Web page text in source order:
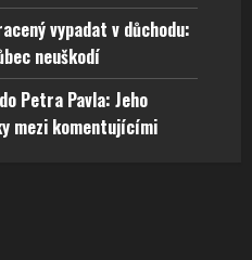
vypadat v důchodu:
neuškodí
Petra Pavla: Jeho
mezi komentujícími